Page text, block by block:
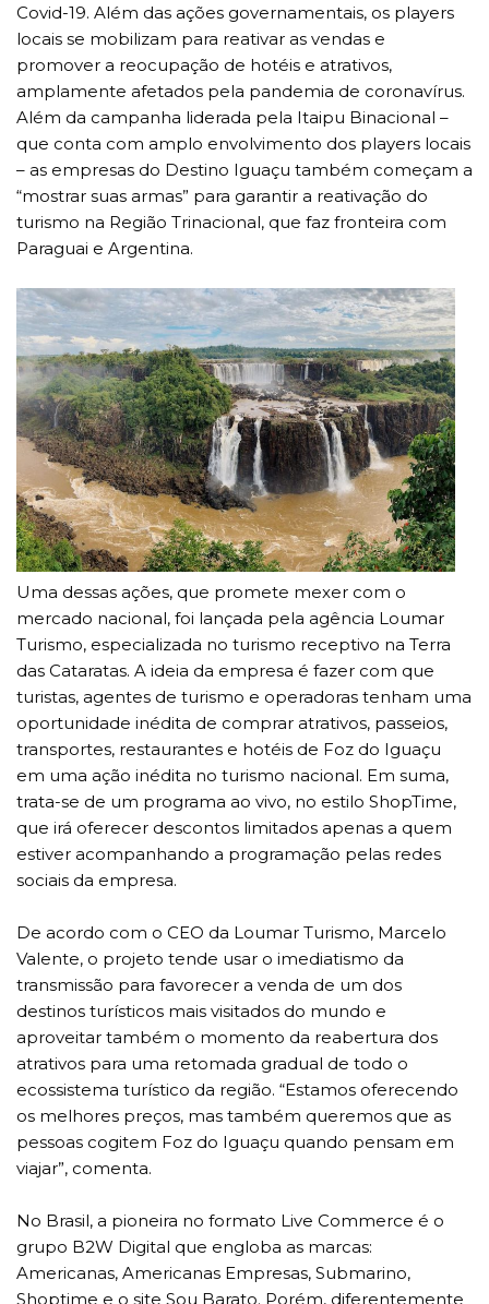
Covid-19. Além das ações governamentais, os players
locais se mobilizam para reativar as vendas e
promover a reocupação de hotéis e atrativos,
amplamente afetados pela pandemia de coronavírus.
Além da campanha liderada pela Itaipu Binacional –
que conta com amplo envolvimento dos players locais
– as empresas do Destino Iguaçu também começam a
“mostrar suas armas” para garantir a reativação do
turismo na Região Trinacional, que faz fronteira com
Paraguai e Argentina.
Uma dessas ações, que promete mexer com o
mercado nacional, foi lançada pela agência Loumar
Turismo, especializada no turismo receptivo na Terra
das Cataratas. A ideia da empresa é fazer com que
turistas, agentes de turismo e operadoras tenham uma
oportunidade inédita de comprar atrativos, passeios,
transportes, restaurantes e hotéis de Foz do Iguaçu
em uma ação inédita no turismo nacional. Em suma,
trata-se de um programa ao vivo, no estilo ShopTime,
que irá oferecer descontos limitados apenas a quem
estiver acompanhando a programação pelas redes
sociais da empresa.
De acordo com o CEO da Loumar Turismo, Marcelo
Valente, o projeto tende usar o imediatismo da
transmissão para favorecer a venda de um dos
destinos turísticos mais visitados do mundo e
aproveitar também o momento da reabertura dos
atrativos para uma retomada gradual de todo o
ecossistema turístico da região. “Estamos oferecendo
os melhores preços, mas também queremos que as
pessoas cogitem Foz do Iguaçu quando pensam em
viajar”, comenta.
No Brasil, a pioneira no formato Live Commerce é o
grupo B2W Digital que engloba as marcas:
Americanas, Americanas Empresas, Submarino,
Shoptime e o site Sou Barato. Porém, diferentemente